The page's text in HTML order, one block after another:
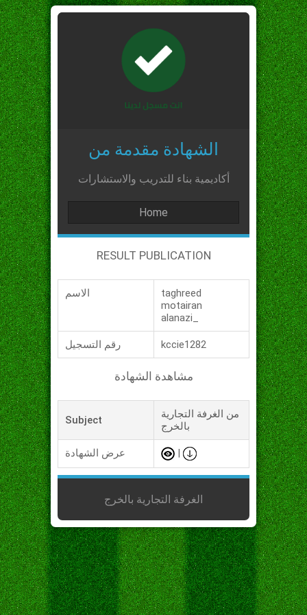
الشهادة مقدمة من
أكاديمية بناء للتدريب والاستشارات
Home
RESULT PUBLICATION
الاسم
taghreed
motairan
alanazi_
رقم التسجيل kccie1282
مشاهدة الشهادة
Subject
من الغرفة التجارية
بالخرج
عرض الشهادة
الغرفة التجارية بالخرج